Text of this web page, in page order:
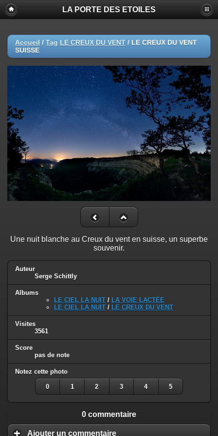
LA PORTE DES ETOILES
Accueil / Tag LE CREUX DU VENT / LE CREUX DU VENT
SUISSE
Une nuit blanche au Creux du vent en suisse, un superbe
souvenir.
Auteur
Serge Schittly
Albums
LE CIEL LA NUIT / LA VOIE LACTÉE
LE CIEL LA NUIT / LE CREUX DU VENT
Visites
3561
Score
pas de note
Notez cette photo
0 1 2 3 4 5
0 commentaire
Ajouter un commentaire